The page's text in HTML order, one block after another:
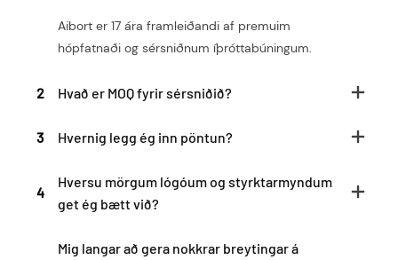
Aibort er 17 ára framleiðandi af premuim
hópfatnaði og sérsniðnum íþróttabúningum.
2 Hvað er MOQ fyrir sérsniðið?
3 Hvernig legg ég inn pöntun?
4
Hversu mörgum lógóum og styrktarmyndum
get ég bætt við?
Mig langar að gera nokkrar breytingar á